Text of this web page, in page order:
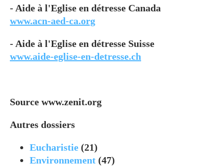
- Aide à l'Eglise en détresse Canada
www.acn-aed-ca.org
- Aide à l'Eglise en détresse Suisse
www.aide-eglise-en-detresse.ch
Source www.zenit.org
Autres dossiers
Eucharistie (21)
Environnement (47)